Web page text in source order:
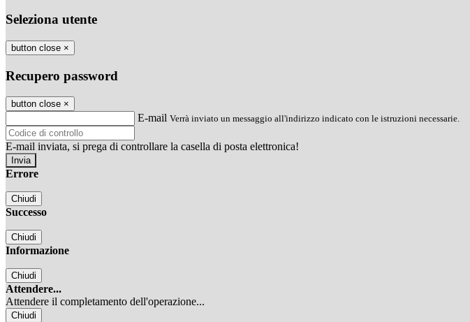
Seleziona utente
button close ×
Recupero password
button close ×
E-mail Verrà inviato un messaggio all'indirizzo indicato con le istruzioni necessarie.
E-mail inviata, si prega di controllare la casella di posta elettronica!
Errore
Chiudi
Successo
Chiudi
Informazione
Chiudi
Attendere...
Attendere il completamento dell'operazione...
Chiudi